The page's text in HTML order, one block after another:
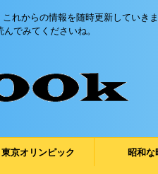
れからの情報を随時更新していき
んでみてくださいね。
東京オリンピック 昭和な